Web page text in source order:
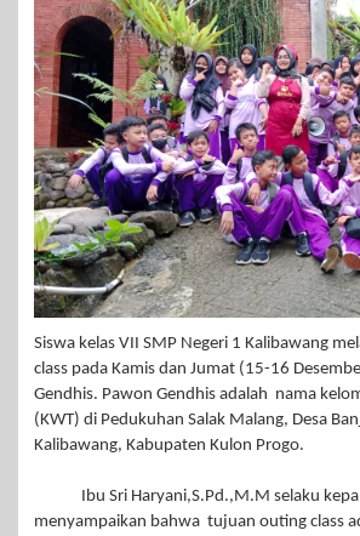
Siswa kelas VII SMP Negeri 1 Kalibawang
class pada Kamis dan Jumat (15-16
Gendhis. Pawon Gendhis adalah nama
(KWT) di Pedukuhan Salak Malang, Desa
Kalibawang, Kabupaten Kulon Progo.
Ibu Sri Haryani,S.Pd.,M.M selaku
menyampaikan bahwa tujuan outing class